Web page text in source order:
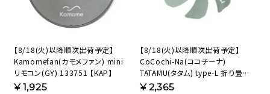
【8/18(火)以降順次出荷予定】
Kamomefan(カモメファン) mini
リモコン(GY) 133751 【KAP】
¥1,925
【8/18(火)以降順次出荷予定】
CoCochi-Na(ココチーナ)
TATAMU(タタム) type-L 折り畳み
扇風機 羽根25cm（ライトブルー）
¥2,365